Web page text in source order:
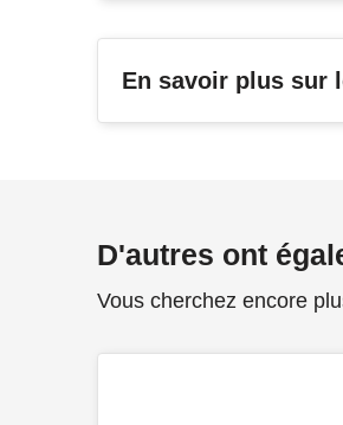
En savoir plus sur
D'autres ont
Vous cherchez encore